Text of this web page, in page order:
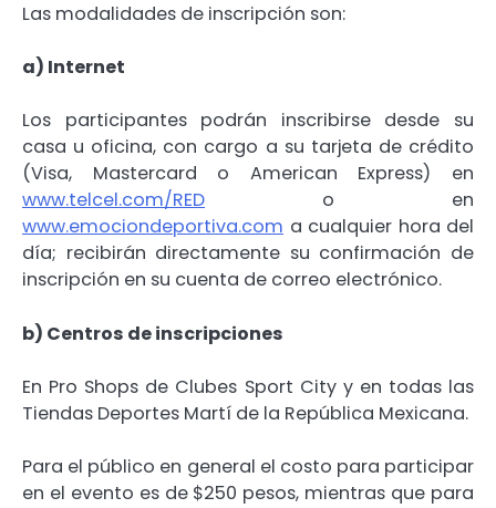
Las modalidades de inscripción son:
a) Internet
Los participantes podrán inscribirse desde su
casa u oficina, con cargo a su tarjeta de crédito
(Visa, Mastercard o American Express) en
www.telcel.com/RED o en
www.emociondeportiva.com a cualquier hora del
día; recibirán directamente su confirmación de
inscripción en su cuenta de correo electrónico.
b) Centros de inscripciones
En Pro Shops de Clubes Sport City y en todas las
Tiendas Deportes Martí de la República Mexicana.
Para el público en general el costo para participar
en el evento es de $250 pesos, mientras que para